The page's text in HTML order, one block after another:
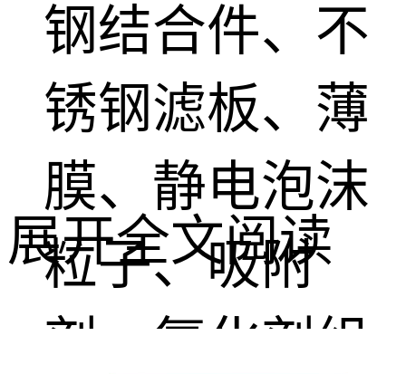
钢结合件、不
锈钢滤板、薄
膜、静电泡沫
粒子、吸附
剂、氧化剂组
展开全文阅读